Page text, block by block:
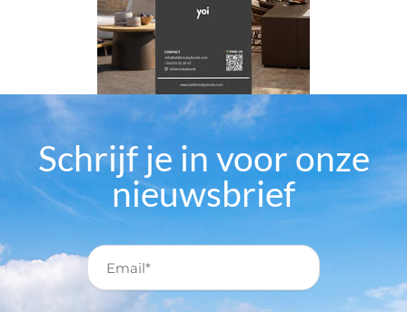
Schrijf je in voor onze
nieuwsbrief